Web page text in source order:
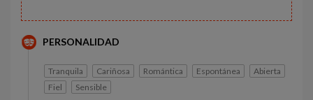
PERSONALIDAD
Tranquila Cariñosa Romántica Espontánea
Abierta
Fiel
Sensible